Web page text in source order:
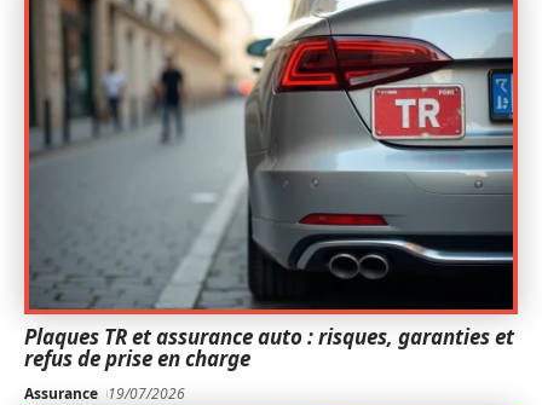
Plaques TR et assurance auto : risques, garanties et
refus de prise en charge
Assurance 19/07/2026